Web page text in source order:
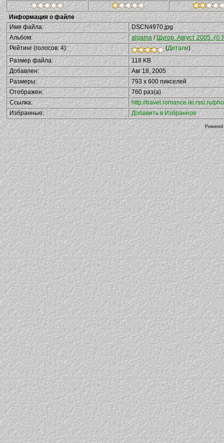
Информация о файле
Имя файла:
DSCN4970.jpg
Альбом:
algama/ Щугор. Август 2005. (©
Рейтинг (голосов: 4):
(Детали)
Размер файла:
118 KB
Добавлен:
Авг 18, 2005
Размеры:
793 x 600 пикселей
Отображен:
760 раз(а)
Ссылка:
http://travel.romance.iki.rssi.ru/
Избранные:
Добавить в Избранное